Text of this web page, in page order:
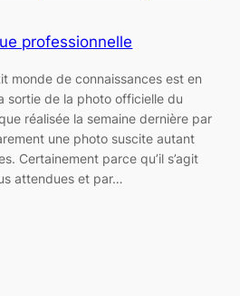
professionnelle
monde de connaissances est en
sortie de la photo officielle du
réalisée la semaine dernière par
une photo suscite autant
Certainement parce qu’il s’agit
attendues et par…